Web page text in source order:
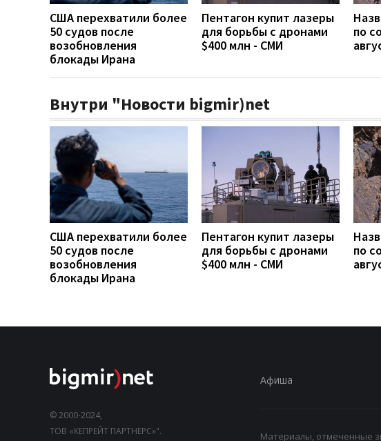
США перехватили более
50 судов после
возобновления
блокады Ирана
Пентагон купит лазеры
для борьбы с дронами
$400 млн - СМИ
по
Внутри "Новости bigmir)net
США перехватили более
50 судов после
возобновления
блокады Ирана
Пентагон купит лазеры
для борьбы с дронами
$400 млн - СМИ
по
© 2000-2024,
ТОВ «КЕПРЕЙТ ПАРТНЕРС»".
Афиша
Материалы, отмеченные